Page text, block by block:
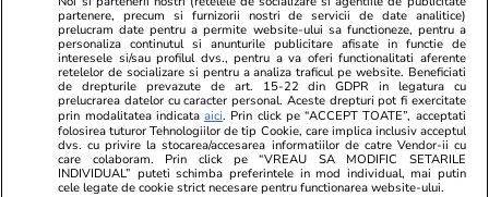
Record istoric de pasageri pe
aeroporturile din București în
primul semestru: creștere
masivă a traficului aerian față
de anul trecut
partenere, precum si furnizorii nostri de servicii de date analitice)
prelucram date pentru a permite website-ului sa functioneze, pentru a
personaliza continutul si anunturile publicitare afisate in functie de
interesele si/sau profilul dvs., pentru a va oferi functionalitati aferente
retelelor de socializare si pentru a analiza traficul pe website. Beneficiati
de drepturile prevazute de art. 15-22 din GDPR in legatura cu
prelucrarea datelor cu caracter personal. Aceste drepturi pot fi exercitate
prin modalitatea indicataaici. Prin click pe “ACCEPT TOATE”, acceptati
folosirea tuturor Tehnologiilor de tip Cookie, care implica inclusiv acceptul
dvs. cu privire la stocarea/accesarea informatiilor de catre Vendor-ii cu
care colaboram. Prin click pe “VREAU SA MODIFIC SETARILE
INDIVIDUAL” puteti schimba preferintele in mod individual, mai putin
cele legate de cookie strict necesare pentru functionarea website-ului.